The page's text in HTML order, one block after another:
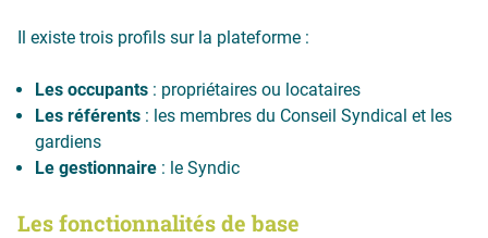
Il existe trois profils sur la plateforme :
Les occupants : propriétaires ou locataires
Les référents : les membres du Conseil Syndical et les
gardiens
Le gestionnaire : le Syndic
Les fonctionnalités de base